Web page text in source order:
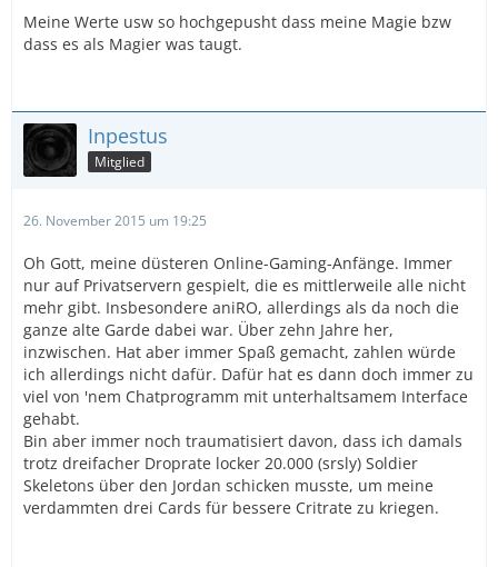
Meine Werte usw so hochgepusht dass meine Magie bzw
dass es als Magier was taugt.
Inpestus
Mitglied
26. November 2015 um 19:25
Oh Gott, meine düsteren Online-Gaming-Anfänge. Immer
nur auf Privatservern gespielt, die es mittlerweile alle nicht
mehr gibt. Insbesondere aniRO, allerdings als da noch die
ganze alte Garde dabei war. Über zehn Jahre her,
inzwischen. Hat aber immer Spaß gemacht, zahlen würde
ich allerdings nicht dafür. Dafür hat es dann doch immer zu
viel von 'nem Chatprogramm mit unterhaltsamem Interface
gehabt.
Bin aber immer noch traumatisiert davon, dass ich damals
trotz dreifacher Droprate locker 20.000 (srsly) Soldier
Skeletons über den Jordan schicken musste, um meine
verdammten drei Cards für bessere Critrate zu kriegen.